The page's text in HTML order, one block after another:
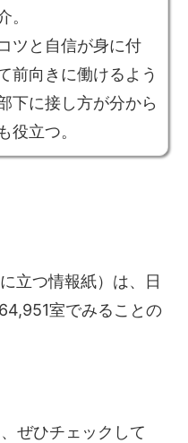
。
ツと自信が身に付
前向きに働けるよう
下に接し方が分から
役立つ。
立つ情報紙）は、日
室でみることの
ぜひチェックして